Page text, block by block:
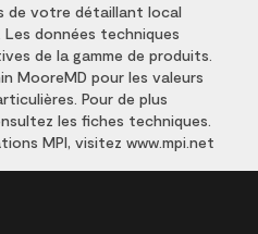
de votre détaillant local
données techniques
de la gamme de produits.
MooreMD pour les valeurs
Pour de plus
les fiches techniques.
MPI, visitez www.mpi.net